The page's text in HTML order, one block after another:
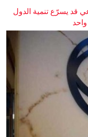
قد يسرّع تنمية الدول
واحد